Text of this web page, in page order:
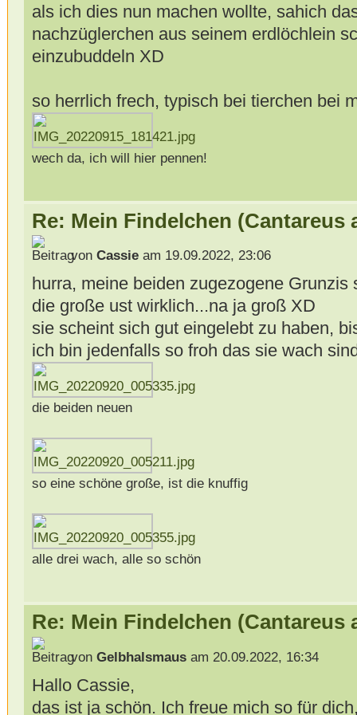
als ich dies nun machen wollte, sahich
nachzüglerchen aus seinem erdlöchlein
einzubuddeln XD
so herrlich frech, typisch bei tierchen bei
wech da, ich will hier pennen!
Re: Mein Findelchen (Cantareus
von Cassieam 19.09.2022, 23:06
hurra, meine beiden zugezogene Grunzis
die große ust wirklich...na ja groß XD
sie scheint sich gut eingelebt zu haben,
ich bin jedenfalls so froh das sie wach
die beiden neuen
so eine schöne große, ist die knuffig
alle drei wach, alle so schön
Re: Mein Findelchen (Cantareus
von Gelbhalsmausam 20.09.2022, 16:34
Hallo Cassie,
das ist ja schön. Ich freue mich so für